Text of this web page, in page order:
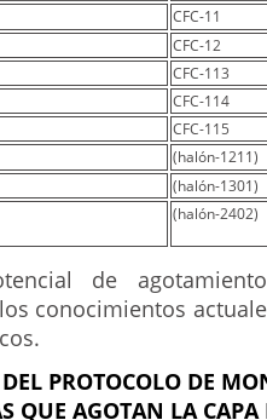
CFC-11
CFC-12
CFC-113
CFC-114
CFC-115
(halón-1211)
(halón-1301)
(halón-2402)
de
conocimientos
DEL PROTOCOLO DE
QUE AGOTAN LA